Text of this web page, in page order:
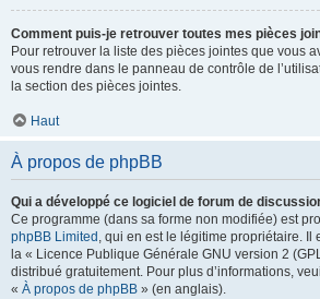
Comment puis-je retrouver toutes mes pièces
Pour retrouver la liste des pièces jointes que vous
vous rendre dans le panneau de contrôle de
la section des pièces jointes.
Haut
À propos de phpBB
Qui a développé ce logiciel de forum de
Ce programme (dans sa forme non modifiée) est
phpBB Limited , qui en est le légitime propriétaire. Il
la « Licence Publique Générale GNU version 2
distribué gratuitement. Pour plus d’informations,
« À propos de phpBB » (en anglais).